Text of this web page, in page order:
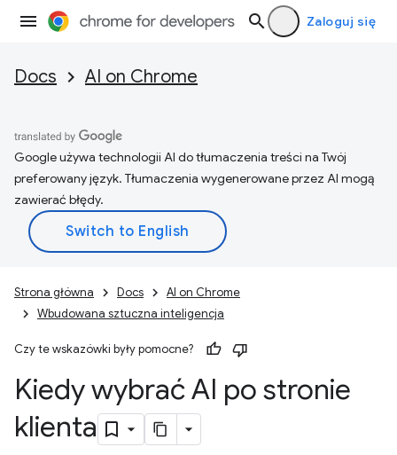
Zaloguj się
Docs AI on Chrome
Google używa technologii AI do tłumaczenia treści na Twój
preferowany język. Tłumaczenia wygenerowane przez AI mogą
zawierać błędy.
Strona główna Docs
AI on Chrome
Wbudowana sztuczna inteligencja
Czy te wskazówki były pomocne?
Kiedy wybrać AI po stronie
klienta